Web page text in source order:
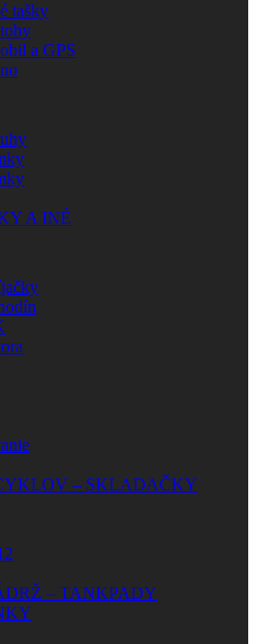
tašky
a GPS
A INÉ
– SKLADAČKY
– TANKPADY